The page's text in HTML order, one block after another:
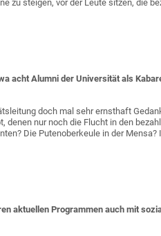
zu steigen, vor der Leute sitzen, die
acht Alumni der Universität als
doch mal sehr ernsthaft
denen nur noch die Flucht in den
Die Putenoberkeule in der
aktuellen Programmen auch mit